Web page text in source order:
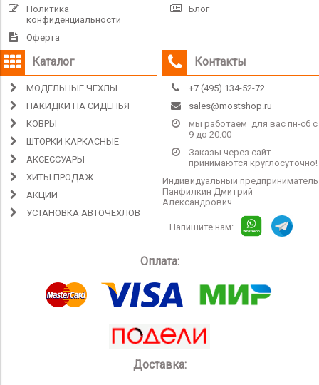
Политика
конфиденциальности
Оферта
Блог
Каталог
МОДЕЛЬНЫЕ ЧЕХЛЫ
НАКИДКИ НА СИДЕНЬЯ
КОВРЫ
ШТОРКИ КАРКАСНЫЕ
АКСЕССУАРЫ
ХИТЫ ПРОДАЖ
АКЦИИ
УСТАНОВКА АВТОЧЕХЛОВ
Контакты
+7 (495) 134-52-72
sales@mostshop.ru
мы работаем для вас пн-сб с
9 до 20:00
Заказы через сайт
принимаются круглосуточно!
Индивидуальный предприниматель
Панфилкин Дмитрий
Александрович
Напишите нам:
Оплата:
Доставка: